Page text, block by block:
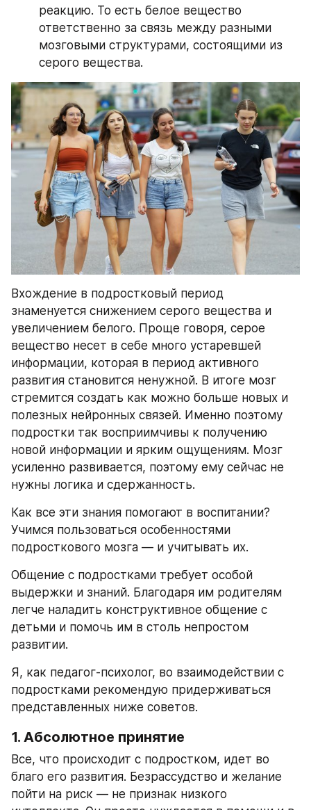
реакцию. То есть белое вещество
ответственно за связь между разными
мозговыми структурами, состоящими из
серого вещества.
Вхождение в подростковый период
знаменуется снижением серого вещества и
увеличением белого. Проще говоря, серое
вещество несет в себе много устаревшей
информации, которая в период активного
развития становится ненужной. В итоге мозг
стремится создать как можно больше новых и
полезных нейронных связей. Именно поэтому
подростки так восприимчивы к получению
новой информации и ярким ощущениям. Мозг
усиленно развивается, поэтому ему сейчас не
нужны логика и сдержанность.
Как все эти знания помогают в воспитании?
Учимся пользоваться особенностями
подросткового мозга — и учитывать их.
Общение с подростками требует особой
выдержки и знаний. Благодаря им родителям
легче наладить конструктивное общение с
детьми и помочь им в столь непростом
развитии.
Я, как педагог-психолог, во взаимодействии с
подростками рекомендую придерживаться
представленных ниже советов.
1. Абсолютное принятие
Все, что происходит с подростком, идет во
благо его развития. Безрассудство и желание
пойти на риск — не признак низкого